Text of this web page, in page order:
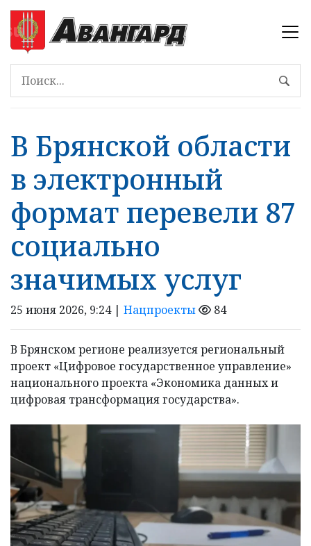
В Брянской области
в электронный
формат перевели 87
социально
значимых услуг
25 июня 2026, 9:24 | Нацпроекты 84
В Брянском регионе реализуется региональный
проект «Цифровое государственное управление»
национального проекта «Экономика данных и
цифровая трансформация государства».